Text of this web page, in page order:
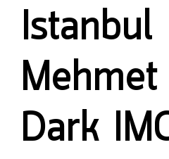
Istanbul
Mehmet
Dark